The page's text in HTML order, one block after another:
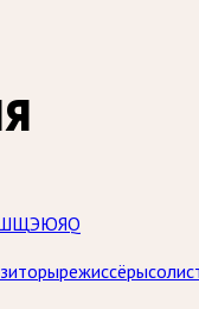
ЩЭЮЯQ
режиссёры